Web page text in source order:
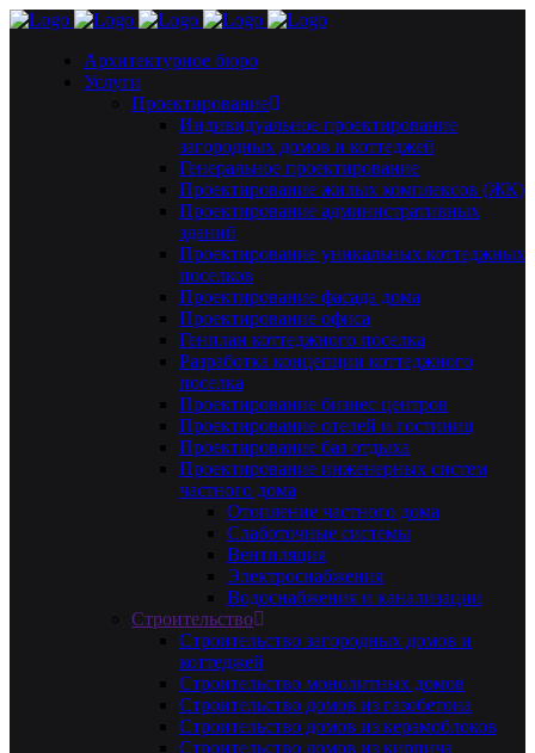
Архитектурное бюро
Услуги
Проектирование
Индивидуальное проектирование
загородных домов и коттеджей
Генеральное проектирование
Проектирование жилых комплексов (ЖК)
Проектирование административных
зданий
Проектирование уникальных коттеджных
поселков
Проектирование фасада дома
Проектирование офиса
Генплан коттеджного поселка
Разработка концепции коттеджного
поселка
Проектирование бизнес центров
Проектирование отелей и гостиниц
Проектирование баз отдыха
Проектирование инженерных систем
частного дома
Отопление частного дома
Слаботочные системы
Вентиляция
Электроснабжения
Водоснабжения и канализации
Строительство
Строительство загородных домов и
коттеджей
Строительство монолитных домов
Строительство домов из газобетона
Строительство домов из керамоблоков
Строительство домов из кирпича